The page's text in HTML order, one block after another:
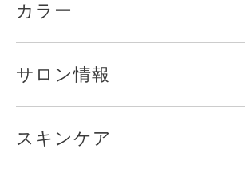
カラー
サロン情報
スキンケア